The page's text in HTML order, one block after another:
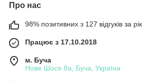
Про нас
98% позитивних з 127 відгуків за рік
Працює з 17.10.2018
м. Буча
Нове Шосе 8а, Буча, Україна